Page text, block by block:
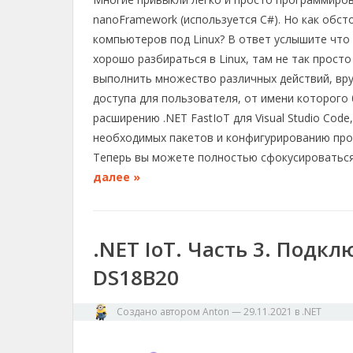
e
g
r
a
m
e
b
o
o
k
e
a
d
s
y
L
n
k
р
а
в
и
т
ь
nanoFramework (используется C#). Но как
компьютеров под Linux? В ответ услышите
хорошо разбираться в Linux, там не так
выполнить множество различных действий,
доступа для пользователя, от имени
расширению .NET FastIoT для Visual Studio
необходимых пакетов и конфигурированию
Теперь вы можете полностью
далее »
.NET IoT. Часть 3.
DS18B20
Создано автором Anton —29.11.2021 в .NET